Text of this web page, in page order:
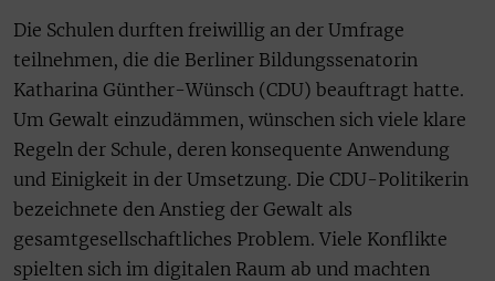
Die Schulen durften freiwillig an der Umfrage
teilnehmen, die die Berliner Bildungssenatorin
Katharina Günther-Wünsch (CDU) beauftragt hatte.
Um Gewalt einzudämmen, wünschen sich viele klare
Regeln der Schule, deren konsequente Anwendung
und Einigkeit in der Umsetzung. Die CDU-Politikerin
bezeichnete den Anstieg der Gewalt als
gesamtgesellschaftliches Problem. Viele Konflikte
spielten sich im digitalen Raum ab und machten